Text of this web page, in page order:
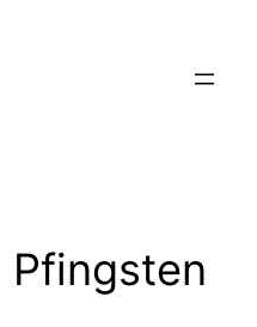
Pfingsten